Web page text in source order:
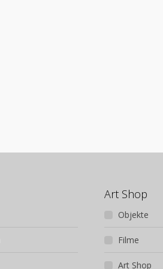
Art Shop
Objekte
Filme
Art Shop